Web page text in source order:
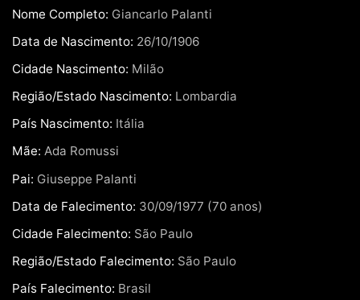
Nome Completo: Giancarlo Palanti
Data de Nascimento: 26/10/1906
Cidade Nascimento: Milão
Região/Estado Nascimento: Lombardia
País Nascimento: Itália
Mãe: Ada Romussi
Pai: Giuseppe Palanti
Data de Falecimento: 30/09/1977 (70 anos)
Cidade Falecimento: São Paulo
Região/Estado Falecimento: São Paulo
País Falecimento: Brasil